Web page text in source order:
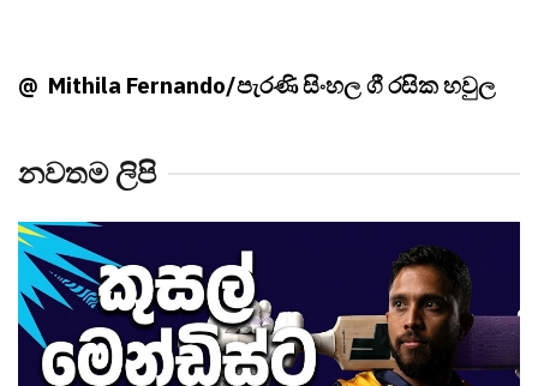
@ Mithila Fernando/පැරණි සිංහල ගී රසික හවුල
නවතම ලිපි